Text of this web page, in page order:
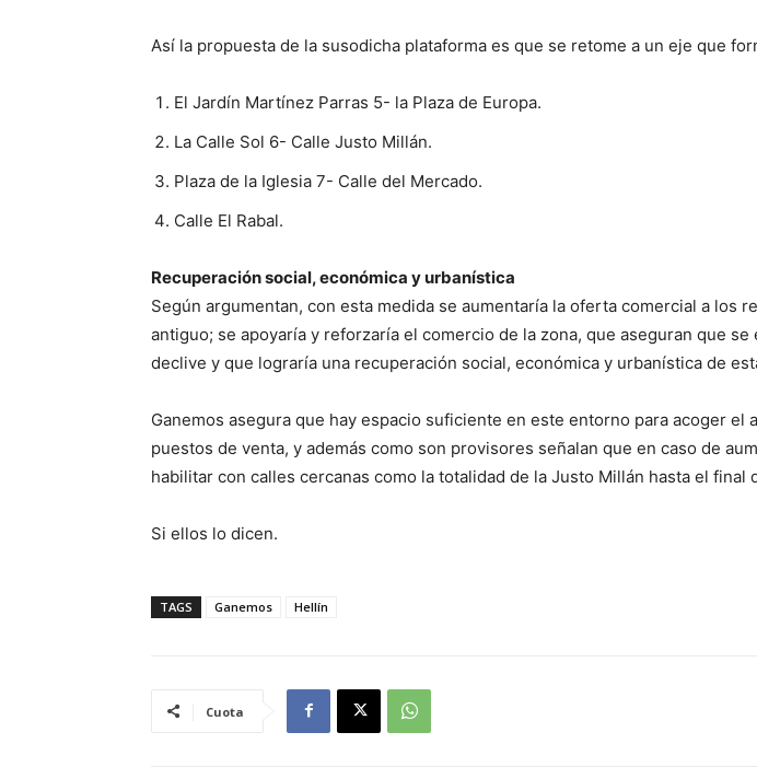
Así la propuesta de la susodicha plataforma es que se retome a un eje que
El Jardín Martínez Parras 5- la Plaza de Europa.
La Calle Sol 6- Calle Justo Millán.
Plaza de la Iglesia 7- Calle del Mercado.
Calle El Rabal.
Recuperación social, económica y urbanística
Según argumentan, con esta medida se aumentaría la oferta comercial a los
antiguo; se apoyaría y reforzaría el comercio de la zona, que aseguran que se
declive y que lograría una recuperación social, económica y urbanística de
Ganemos asegura que hay espacio suficiente en este entorno para acoger el
puestos de venta, y además como son provisores señalan que en caso de
habilitar con calles cercanas como la totalidad de la Justo Millán hasta el final
Si ellos lo dicen.
TAGS Ganemos Hellín
Cuota